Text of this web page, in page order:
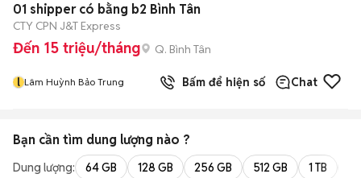
01 shipper có bằng b2 Bình Tân
CTY CPN J&T Express
Đến 15 triệu/tháng Q. Bình Tân
l Lâm Huỳnh Bảo Trung Bấm để hiện số Chat
Bạn cần tìm dung lượng nào ?
Dung lượng: 64 GB 128 GB 256 GB 512 GB 1 TB